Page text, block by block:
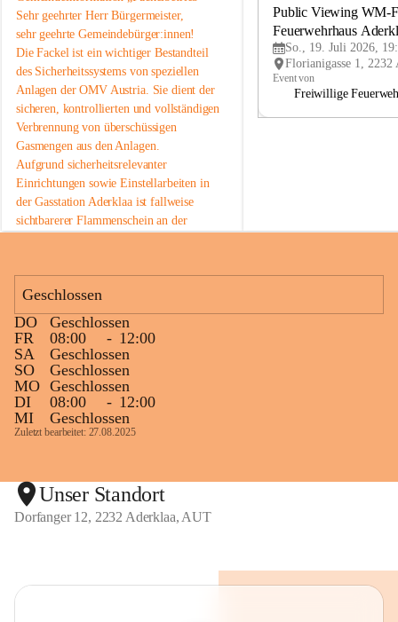
e
r
k
l
a
a
Sehr geehrter Herr Bürgermeister,
sehr geehrte Gemeindebürger:innen!
Die Fackel ist ein wichtiger Bestandteil
des Sicherheitssystems von speziellen
Anlagen der OMV Austria. Sie dient der
sicheren, kontrollierten und vollständigen
Verbrennung von überschüssigen
Gasmengen aus den Anlagen.
Aufgrund sicherheitsrelevanter
Einrichtungen sowie Einstellarbeiten in
der Gasstation Aderklaa ist fallweise
sichtbarerer Flammenschein an der
diese gut kontrollierte Flamme sichtbar
sein.
Die OMV Austria ist bemüht, für die
Bevölkerung ungewohnte, jedoch
technisch notwendige Betriebszustände so
kurz wie möglich zu halten.
Wir bitten daher die umliegende
Bevölkerung um Verständnis.
GmbH
Anrainerservice
Public Viewing WM-
Feuerwehrhaus
So., 19. Juli 2026,
Event von
Freiwillige
Geschlossen
DO
Geschlossen
FR
08:00 - 12:00
SA
Geschlossen
SO
Geschlossen
MO Geschlossen
DI
08:00 - 12:00
MI
Geschlossen
Zuletzt bearbeitet: 27.08.2025
Unser Standort
Dorfanger 12, 2232 Aderklaa, AUT